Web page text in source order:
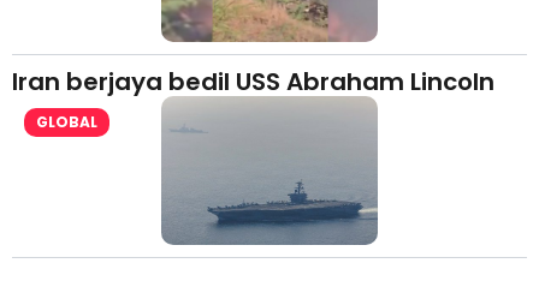
Iran berjaya bedil USS Abraham Lincoln
GLOBAL